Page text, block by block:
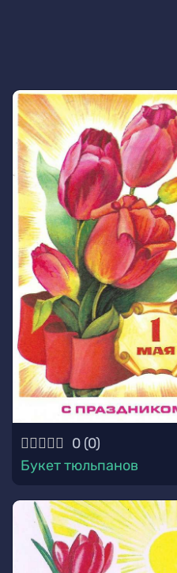
0 (0)
Букет тюльпанов